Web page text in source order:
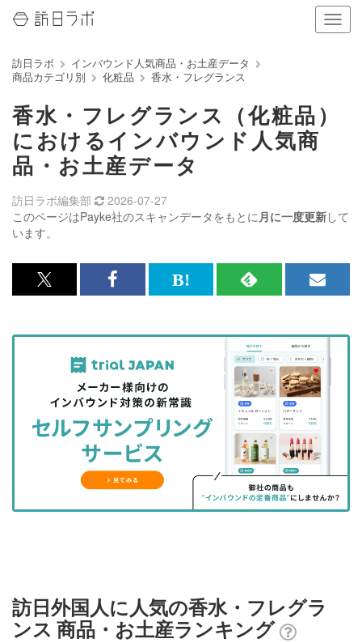
ナ
ビ
り
る
訪日ラボ
インバウンド人気商品・お土産データ
商品カテゴリ別
化粧品 香水・フレグランス
香水・フレグランス（化粧品）
におけるインバウンド人気商
品・お土産データ
このページはPayke社のスキャンデータをもとに月に一度更新して
います。
訪日ラボ編集部 2026-07-27
x<br>
記
を
シ
ェ
る
Facebook<br>
記
事
を
シ
ェ
ア
す
る
は
な
ッ
ク
マ
に
RSS
記
事
を
購
読
す
る
メ
マ
ガ
登
録
す
る
訪日外国人に人気の香水・フレグラ
ンス 商品・お土産ランキング